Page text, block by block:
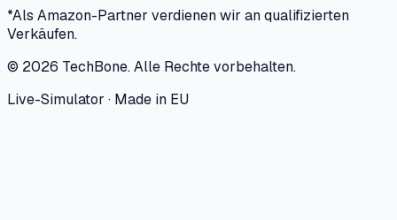
*Als Amazon-Partner verdienen wir an qualifizierten
Verkäufen.
© 2026 TechBone.Alle Rechte vorbehalten.
Live-Simulator · Made in EU